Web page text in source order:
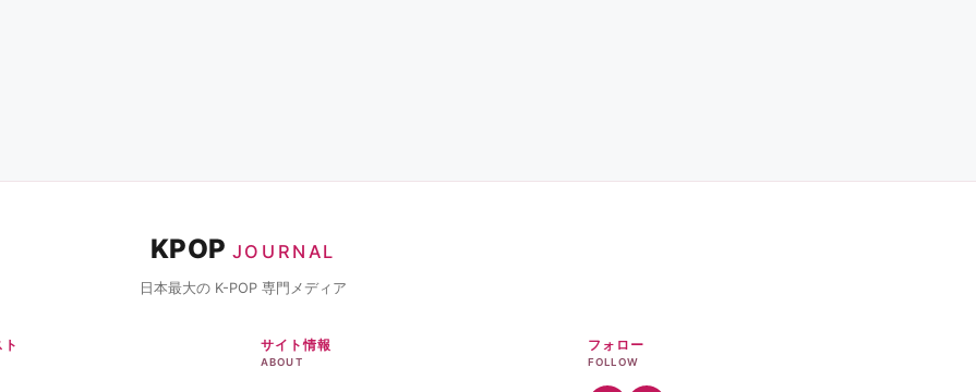
KPOP JOURNAL
日本最大の K-POP 専門メディア
サイト情報
ABOUT
フォロー
FOLLOW